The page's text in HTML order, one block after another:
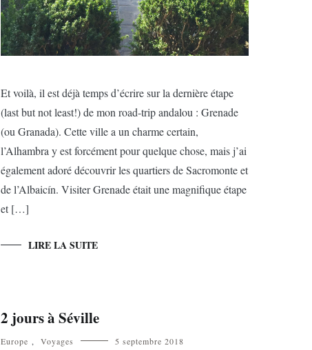
Et voilà, il est déjà temps d’écrire sur la dernière étape
(last but not least!) de mon road-trip andalou : Grenade
(ou Granada). Cette ville a un charme certain,
l’Alhambra y est forcément pour quelque chose, mais j’ai
également adoré découvrir les quartiers de Sacromonte et
de l’Albaicín. Visiter Grenade était une magnifique étape
et […]
LIRE LA SUITE
2 jours à Séville
Europe , Voyages 5 septembre 2018